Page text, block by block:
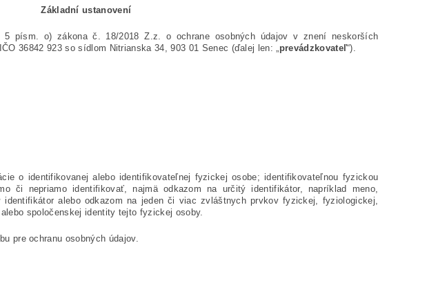
Základní ustanovení
5 písm. o) zákona č. 18/2018 Z.z. o ochrane osobných údajov v znení neskorších
36842 923 so sídlom Nitrianska 34, 903 01 Senec (ďalej len: „prevádzkovateľ“).
o identifikovanej alebo identifikovateľnej fyzickej osobe; identifikovateľnou fyzickou
či nepriamo identifikovať, najmä odkazom na určitý identifikátor, napríklad meno,
alebo odkazom na jeden či viac zvláštnych prvkov fyzickej, fyziologickej,
spoločenskej identity tejto fyzickej osoby.
pre ochranu osobných údajov.